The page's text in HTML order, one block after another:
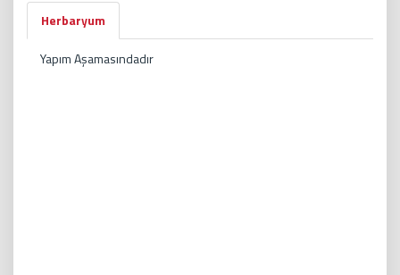
Herbaryum
Yapım Aşamasındadır